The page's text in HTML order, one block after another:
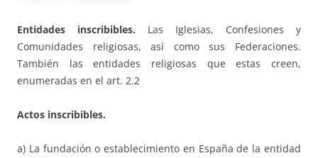
Entidades inscribibles. Las Iglesias, Confesiones y
Comunidades religiosas, así como sus Federaciones.
También las entidades religiosas que estas creen,
enumeradas en el art. 2.2
Actos inscribibles.
a) La fundación o establecimiento en España de la entidad